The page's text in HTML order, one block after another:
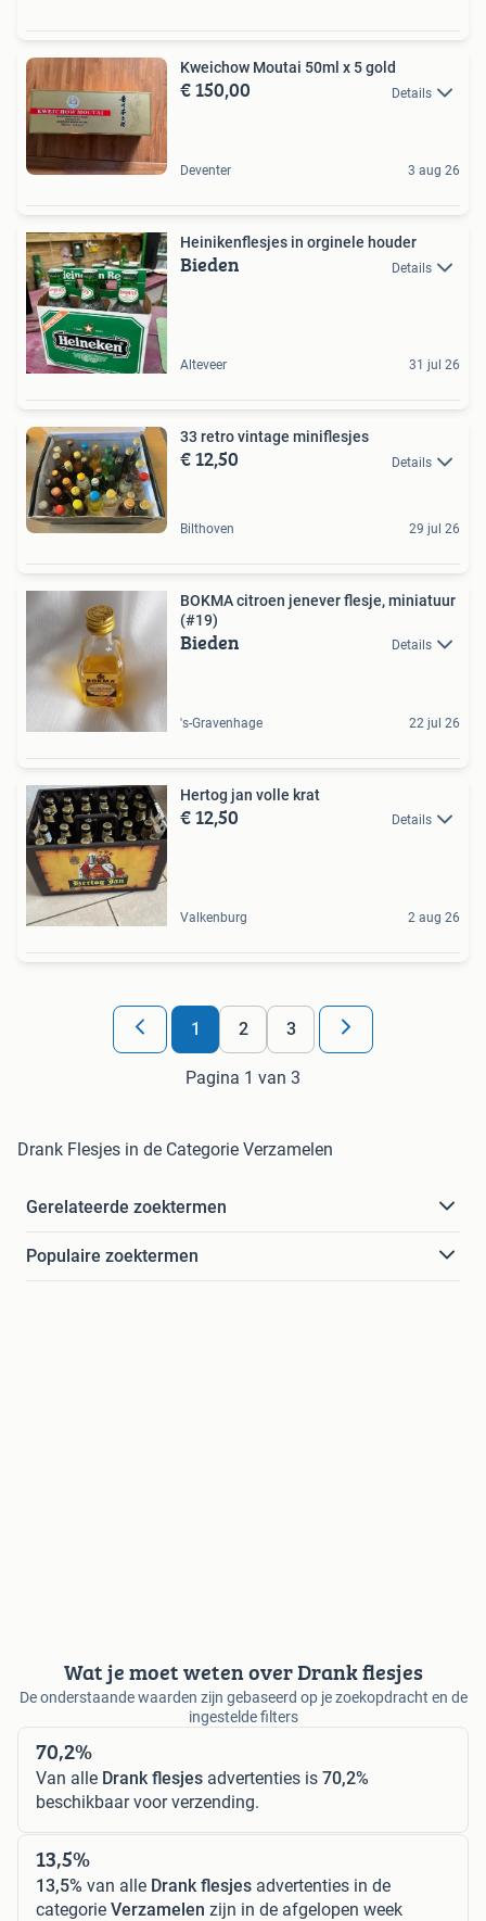
Kweichow Moutai 50ml x 5 gold
€ 150,00 Details
Deventer 3 aug 26
Heinikenflesjes in orginele houder
Bieden Details
Alteveer 31 jul 26
33 retro vintage miniflesjes
€ 12,50 Details
Bilthoven 29 jul 26
BOKMA citroen jenever flesje, miniatuur
(#19)
Bieden Details
's-Gravenhage 22 jul 26
Hertog jan volle krat
€ 12,50 Details
Valkenburg 2 aug 26
1 2 3
Pagina 1 van 3
Drank Flesjes in de Categorie Verzamelen
Gerelateerde zoektermen
Populaire zoektermen
Wat je moet weten over Drank flesjes
De onderstaande waarden zijn gebaseerd op je zoekopdracht en de
ingestelde filters
70,2%
Van alle Drank flesjes advertenties is 70,2%
beschikbaar voor verzending.
13,5%
13,5% van alle Drank flesjes advertenties in de
categorie Verzamelen zijn in de afgelopen week